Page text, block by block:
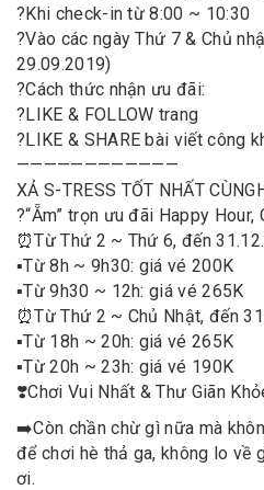
?Khi check-in từ 8:00 ~ 10:30
?Vào các ngày Thứ 7 & Chủ
29.09.2019)
?Cách thức nhận ưu đãi:
?LIKE & FOLLOW trang
?ᒪIKE & SHARE bài viết công
————————————
XẢ S-TRESS TỐT NHẤT CÙNG
?“Ẵm” trọn ưu đãi Happy Hour,
⏰Từ Thứ 2 ~ Thứ 6, đến
▪️Từ 8h ~ 9h30: giá vé 200K
▪️Từ 9h30 ~ 12h: giá vé 265K
⏰Từ Thứ 2 ~ Chủ Nhật, đến
▪️Từ 18h ~ 20h: giá vé 265K
▪️Từ 20h ~ 23h: giá vé 190K
❣️Chơi Vui Nhất & Thư Giãn
➡️Còn chần chừ gì nữa mà
để chơi hè thả ga, không lo về
ơi.